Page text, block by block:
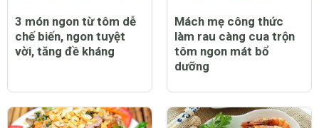
3 món ngon từ tôm dễ
chế biến, ngon tuyệt
vời, tăng đề kháng
Mách mẹ công thức
làm rau càng cua trộn
tôm ngon mát bổ
dưỡng